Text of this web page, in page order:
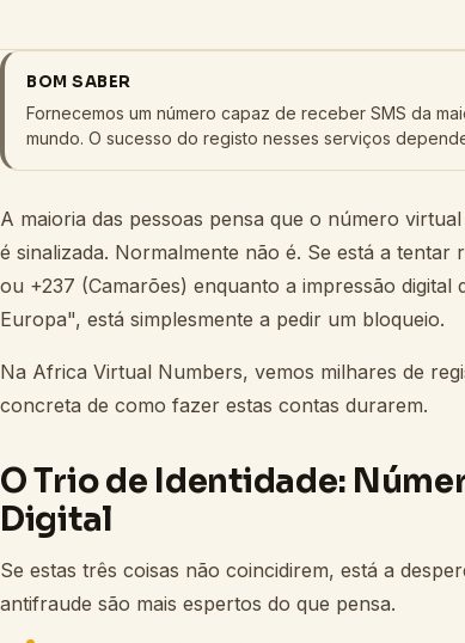
BOM SABER
Fornecemos um número capaz de receber SMS da
mundo. O sucesso do registo nesses serviços
A maioria das pessoas pensa que o número
é sinalizada. Normalmente não é. Se está a tentar
ou +237 (Camarões) enquanto a impressão
Europa", está simplesmente a pedir um bloqueio.
Na Africa Virtual Numbers, vemos milhares de
concreta de como fazer estas contas durarem.
O Trio de Identidade:
Digital
Se estas três coisas não coincidirem, está a
antifraude são mais espertos do que pensa.